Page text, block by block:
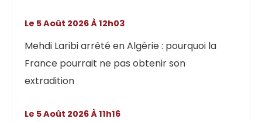
Mehdi Laribi arrêté en Algérie : pourquoi la
France pourrait ne pas obtenir son
extradition
Le 5 Août 2026 À 12h03
Le 5 Août 2026 À 11h16